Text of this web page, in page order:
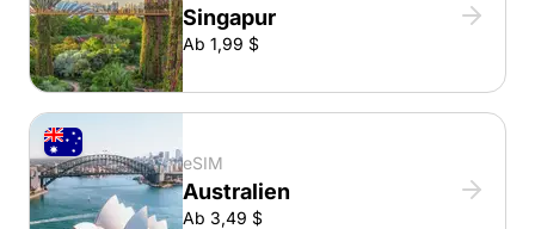
Singapur
Ab 1,99 $
eSIM
Australien
Ab 3,49 $